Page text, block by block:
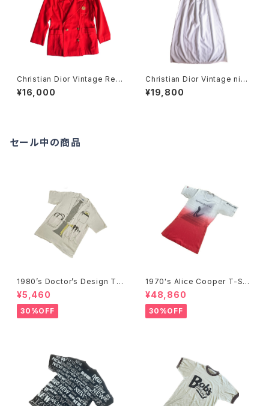
Christian Dior Vintage Red
tailored Jacket
¥16,000
Christian Dior Vintage nigh
t Dress
¥19,800
セール中の商品
1980’s Doctor’s Design Tr
ompe-l'œil T-Shirts -1980
年代 騙し絵Tシャツ-
¥5,460
30%OFF
1970's Alice Cooper T-Shi
rts -1970年代 アリス・クーパ
ーTシャツ-
¥48,860
30%OFF